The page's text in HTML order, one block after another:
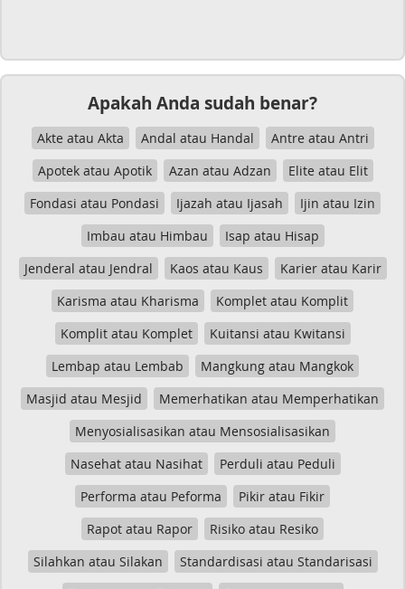
Apakah Anda sudah benar?
Akte atau Akta Andal atau Handal
Antre atau Antri
Apotek atau Apotik
Azan atau Adzan
Elite atau Elit
Fondasi atau Pondasi
Ijazah atau Ijasah
Ijin atau Izin
Imbau atau Himbau
Isap atau Hisap
Jenderal atau Jendral
Kaos atau Kaus
Karier atau Karir
Karisma atau Kharisma
Komplet atau Komplit
Komplit atau Komplet
Kuitansi atau Kwitansi
Lembap atau Lembab
Mangkung atau Mangkok
Masjid atau Mesjid
Memerhatikan atau Memperhatikan
Menyosialisasikan atau Mensosialisasikan
Nasehat atau Nasihat
Perduli atau Peduli
Performa atau Peforma
Pikir atau Fikir
Rapot atau Rapor
Risiko atau Resiko
Silahkan atau Silakan
Standardisasi atau Standarisasi